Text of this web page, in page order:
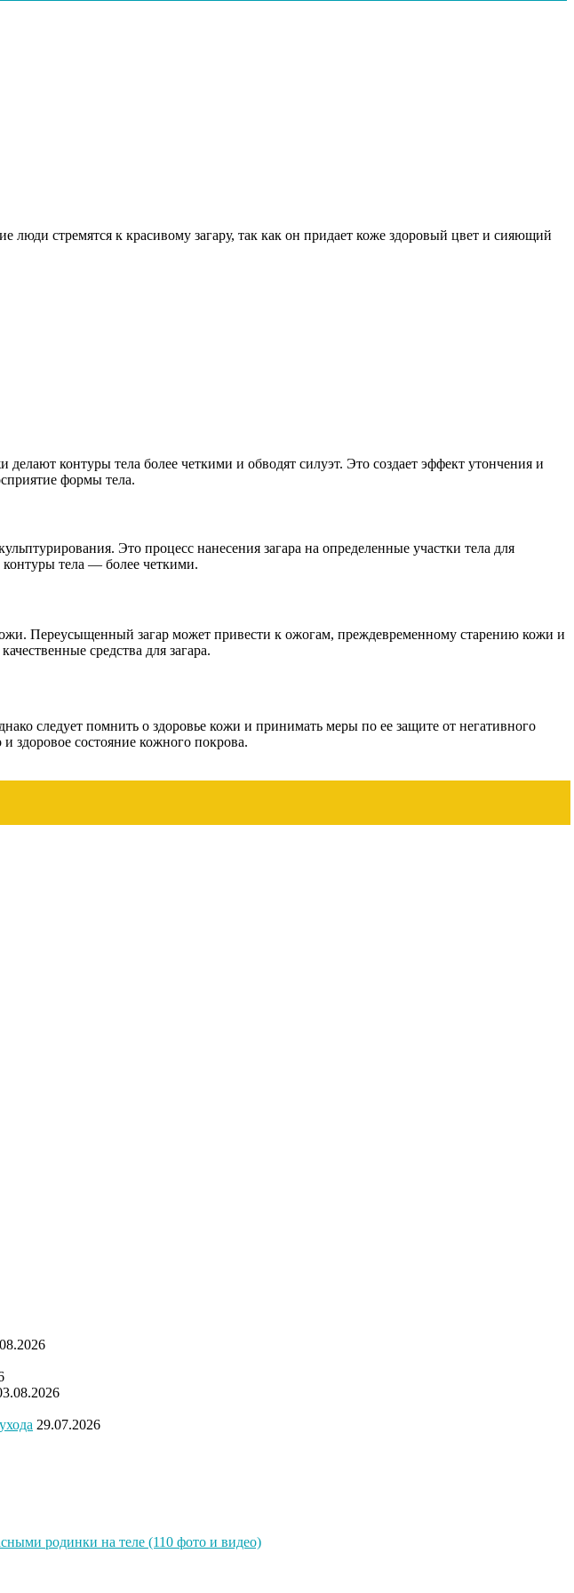
стремятся к красивому загару, так как он придает коже здоровый цвет и сияющий
контуры тела более четкими и обводят силуэт. Это создает эффект утончения и
формы тела.
Это процесс нанесения загара на определенные участки тела для
тела — более четкими.
Переусыщенный загар может привести к ожогам, преждевременному старению кожи и
средства для загара.
следует помнить о здоровье кожи и принимать меры по ее защите от негативного
здоровое состояние кожного покрова.
29.07.2026
родинки на теле (110 фото и видео)